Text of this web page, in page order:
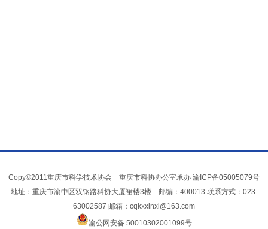
Copy©2011重庆市科学技术协会 重庆市科协办公室承办 渝ICP备05005079号
地址：重庆市渝中区双钢路科协大厦裙楼3楼 邮编：400013 联系方式：023-
63002587 邮箱：cqkxxinxi@163.com
渝公网安备 50010302001099号